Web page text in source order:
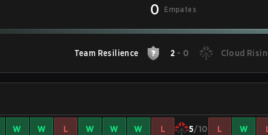
0 Empates
Team Resilience 2 - 0 Cloud
W W L W W W L 5/10 L W